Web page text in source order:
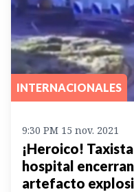
INTERNACIONALES
9:30 PM 15 nov. 2021
¡Heroico!
hospital
artefacto